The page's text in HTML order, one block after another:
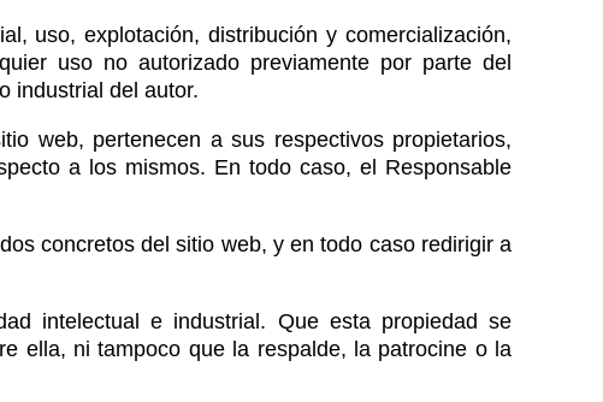
uso, explotación, distribución y comercialización,
uso no autorizado previamente por parte del
industrial del autor.
web, pertenecen a sus respectivos propietarios,
a los mismos. En todo caso, el Responsable
concretos del sitio web, y en todo caso redirigir a
intelectual e industrial. Que esta propiedad se
ella, ni tampoco que la respalde, la patrocine o la